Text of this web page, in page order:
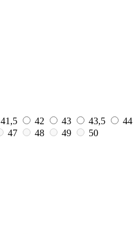
41,5 42 43 43,5
44
47 48 49
50